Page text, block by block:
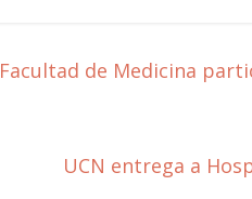
Facultad de Medicina
UCN entrega a